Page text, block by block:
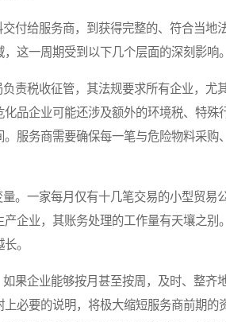
给服务商，到获得完整的、符合当地
这一周期受到以下几个层面的深刻影响。
税收征管，其法规要求所有企业，尤
品企业可能还涉及额外的环境税、特殊
服务商需要确保每一笔与危险物料采购
一家每月仅有十几笔交易的小型贸易
企业，其账务处理的工作量有天壤之别
。
企业能够按月甚至按周，及时、整齐地
必要的说明，将极大缩短服务商前期的